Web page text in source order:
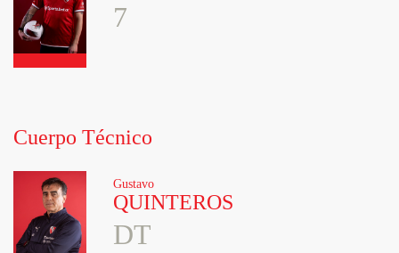
7
Cuerpo Técnico
Gustavo
QUINTEROS
DT